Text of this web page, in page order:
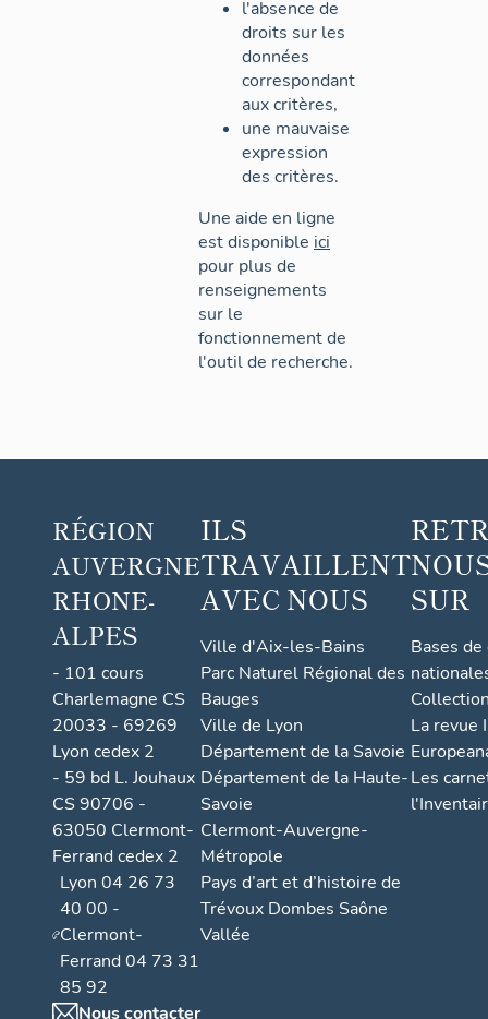
l'absence de
droits sur les
données
correspondant
aux critères,
une mauvaise
expression
des critères.
Une aide en ligne
est disponible ici
pour plus de
renseignements
sur le
fonctionnement de
l'outil de recherche.
RÉGION
AUVERGNE
RHONE-
ALPES
- 101 cours
Charlemagne CS
20033 - 69269
Lyon cedex 2
- 59 bd L. Jouhaux
CS 90706 -
63050 Clermont-
Ferrand cedex 2
Lyon 04 26 73
40 00 -
Clermont-
Ferrand 04 73 31
85 92
Nous contacter
ILS
TRAVAILLENT
AVEC NOUS
Ville d'Aix-les-Bains
Parc Naturel Régional des
Bauges
Ville de Lyon
Département de la Savoie
Département de la Haute-
Savoie
Clermont-Auvergne-
Métropole
Pays d’art et d’histoire de
Trévoux Dombes Saône
Vallée
SUR
Bases
La revue
Les